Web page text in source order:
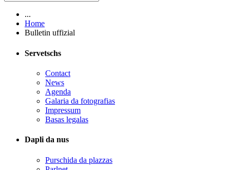
...
Home
Bulletin uffizial
Servetschs
Contact
News
Agenda
Galaria da fotografias
Impressum
Basas legalas
Dapli da nus
Purschida da plazzas